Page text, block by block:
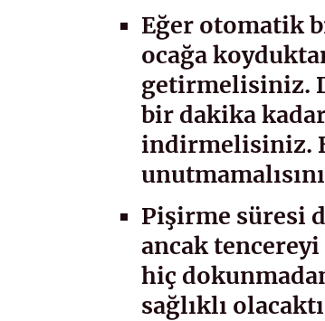
Eğer otomatik
ocağa
getirmelisiniz.
bir dakika
indirmelisiniz.
Pişirme süresi
ancak tencereyi
hiç
sağlıklı